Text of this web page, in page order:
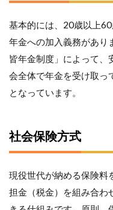
額
調
べ
み
よ
と
め】
年金
いく
らも
らえ
基本的には、20歳以上
年金への加入義務があり
皆年金制度」によって、
会全体で年金を受け取っ
となっています。
社会保険方式
現役世代が納める保険料
担金（税金）を組み合わ